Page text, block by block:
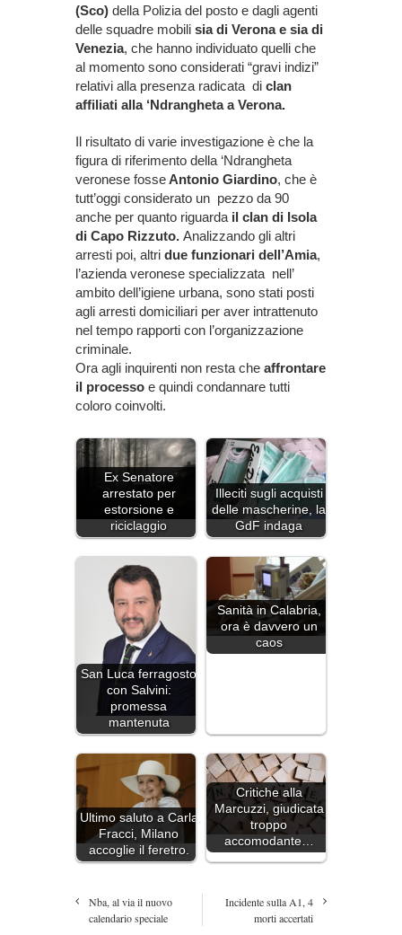
(Sco) della Polizia del posto e dagli agenti
delle squadre mobili sia di Verona e sia di
Venezia, che hanno individuato quelli che
al momento sono considerati “gravi indizi”
relativi alla presenza radicata di clan
affiliati alla ‘Ndrangheta a Verona.
Il risultato di varie investigazione è che la
figura di riferimento della ‘Ndrangheta
veronese fosseAntonio Giardino, che è
tutt’oggi considerato un pezzo da 90
anche per quanto riguarda il clan di Isola
di Capo Rizzuto. Analizzando gli altri
arresti poi, altri due funzionari dell’Amia,
l’azienda veronese specializzata nell’
ambito dell’igiene urbana, sono stati posti
agli arresti domiciliari per aver intrattenuto
nel tempo rapporti con l’organizzazione
criminale.
Ora agli inquirenti non resta che affrontare
il processo e quindi condannare tutti
coloro coinvolti.
Ex Senatore
arrestato per
estorsione e
riciclaggio
Illeciti sugli acquisti
delle mascherine, la
GdF indaga
San Luca ferragosto
con Salvini:
promessa
mantenuta
Sanità in Calabria,
ora è davvero un
caos
Ultimo saluto a Carla
Fracci, Milano
accoglie il feretro.
Critiche alla
Marcuzzi, giudicata
troppo
accomodante…
Nba, al via il nuovo
calendario speciale
Incidente sulla A1, 4
morti accertati